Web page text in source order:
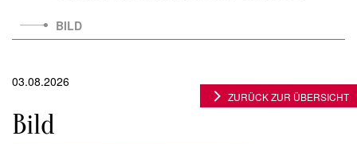
BILD
03.08.2026
Bild
ZURÜCK ZUR ÜBERSICHT